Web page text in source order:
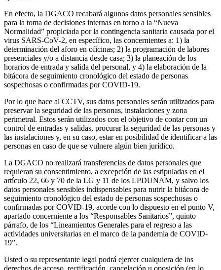
En efecto, la DGACO recabará algunos datos personales sensibles
para la toma de decisiones internas en torno a la “Nueva
Normalidad” propiciada por la contingencia sanitaria causada por el
virus SARS-CoV-2, en específico, las concernientes a: 1) la
determinación del aforo en oficinas; 2) la programación de labores
presenciales y/o a distancia desde casa; 3) la planeación de los
horarios de entrada y salida del personal, y 4) la elaboración de la
bitácora de seguimiento cronológico del estado de personas
sospechosas o confirmadas por COVID-19.
Por lo que hace al CCTV, sus datos personales serán utilizados para
preservar la seguridad de las personas, instalaciones y zona
perimetral. Estos serán utilizados con el objetivo de contar con un
control de entradas y salidas, procurar la seguridad de las personas y
las instalaciones y, en su caso, estar en posibilidad de identificar a las
personas en caso de que se vulnere algún bien jurídico.
La DGACO no realizará transferencias de datos personales que
requieran su consentimiento, a excepción de las estipuladas en el
artículo 22, 66 y 70 de la LG y 11 de los LPDUNAM, y salvo los
datos personales sensibles indispensables para nutrir la bitácora de
seguimiento cronológico del estado de personas sospechosas o
confirmadas por COVID-19, acorde con lo dispuesto en el punto V,
apartado concerniente a los “Responsables Sanitarios”, quinto
párrafo, de los “Lineamientos Generales para el regreso a las
actividades universitarias en el marco de la pandemia de COVID-
19”.
Usted o su representante legal podrá ejercer cualquiera de los